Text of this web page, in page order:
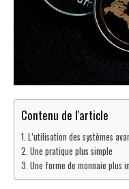
Contenu de l'article
L’utilisation des systèmes
Une pratique plus simple
Une forme de monnaie plus